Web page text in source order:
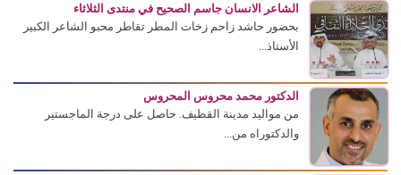
الشاعر الانسان جاسم الصحيح في منتدى الثلاثاء
بحضور حاشد زاحم زخات المطر تقاطر محبو الشاعر الكبير
الأستاذ...
الدكتور محمد محروس المحروس
من مواليد مدينة القطيف. حاصل على درجة الماجستير
والدكتوراه من...